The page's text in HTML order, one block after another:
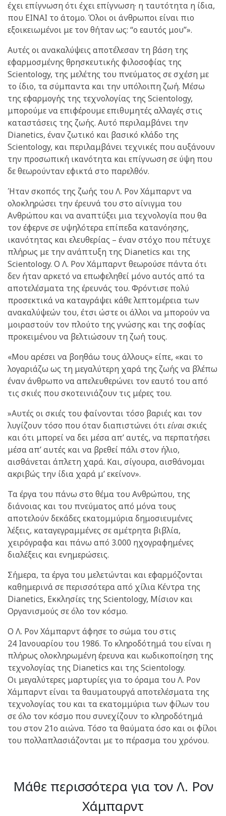
έχει επίγνωση ότι έχει επίγνωση· η ταυτότητα η ίδια,
που ΕΙΝΑΙ το άτομο. Όλοι οι άνθρωποι είναι πιο
εξοικειωμένοι με τον θήταν ως: “ο εαυτός μου”».
Αυτές οι ανακαλύψεις αποτέλεσαν τη βάση της
εφαρμοσμένης θρησκευτικής φιλοσοφίας της
Scientology, της μελέτης του πνεύματος σε σχέση με
το ίδιο, τα σύμπαντα και την υπόλοιπη ζωή. Μέσω
της εφαρμογής της τεχνολογίας της Scientology,
μπορούμε να επιφέρουμε επιθυμητές αλλαγές στις
καταστάσεις της ζωής. Αυτό περιλαμβάνει την
Dianetics, έναν ζωτικό και βασικό κλάδο της
Scientology, και περιλαμβάνει τεχνικές που αυξάνουν
την προσωπική ικανότητα και επίγνωση σε ύψη που
δε θεωρούνταν εφικτά στο παρελθόν.
Ήταν σκοπός της ζωής του Λ. Ρον Χάμπαρντ να
ολοκληρώσει την έρευνά του στο αίνιγμα του
Ανθρώπου και να αναπτύξει μια τεχνολογία που θα
τον έφερνε σε υψηλότερα επίπεδα κατανόησης,
ικανότητας και ελευθερίας – έναν στόχο που πέτυχε
πλήρως με την ανάπτυξη της Dianetics και της
Scientology. Ο Λ. Ρον Χάμπαρντ θεωρούσε πάντα ότι
δεν ήταν αρκετό να επωφεληθεί μόνο αυτός από τα
αποτελέσματα της έρευνάς του. Φρόντισε πολύ
προσεκτικά να καταγράψει κάθε λεπτομέρεια των
ανακαλύψεών του, έτσι ώστε οι άλλοι να μπορούν να
μοιραστούν τον πλούτο της γνώσης και της σοφίας
προκειμένου να βελτιώσουν τη ζωή τους.
«Μου αρέσει να βοηθάω τους άλλους» είπε, «και το
λογαριάζω ως τη μεγαλύτερη χαρά της ζωής να βλέπω
έναν άνθρωπο να απελευθερώνει τον εαυτό του από
τις σκιές που σκοτεινιάζουν τις μέρες του.
»Αυτές οι σκιές του φαίνονται τόσο βαριές και τον
λυγίζουν τόσο που όταν διαπιστώνει ότιείναι σκιές
και ότι μπορεί να δει μέσα απ’ αυτές, να περπατήσει
μέσα απ’ αυτές και να βρεθεί πάλι στον ήλιο,
αισθάνεται άπλετη χαρά. Και, σίγουρα, αισθάνομαι
ακριβώς την ίδια χαρά μ’ εκείνον».
Τα έργα του πάνω στο θέμα του Ανθρώπου, της
διάνοιας και του πνεύματος από μόνα τους
αποτελούν δεκάδες εκατομμύρια δημοσιευμένες
λέξεις, καταγεγραμμένες σε αμέτρητα βιβλία,
χειρόγραφα και πάνω από 3.000 ηχογραφημένες
διαλέξεις και ενημερώσεις.
Σήμερα, τα έργα του μελετώνται και εφαρμόζονται
καθημερινά σε περισσότερα από χίλια Κέντρα της
Dianetics, Εκκλησίες της Scientology, Μίσιον και
Οργανισμούς σε όλο τον κόσμο.
Ο Λ. Ρον Χάμπαρντ άφησε το σώμα του στις
24 Ιανουαρίου του 1986. Το κληροδότημά του είναι η
πλήρως ολοκληρωμένη έρευνα και κωδικοποίηση της
τεχνολογίας της Dianetics και της Scientology.
Οι μεγαλύτερες μαρτυρίες για το όραμα του Λ. Ρον
Χάμπαρντ είναι τα θαυματουργά αποτελέσματα της
τεχνολογίας του και τα εκατομμύρια των φίλων του
σε όλο τον κόσμο που συνεχίζουν το κληροδότημά
του στον 21ο αιώνα. Τόσο τα θαύματα όσο και οι φίλοι
του πολλαπλασιάζονται με το πέρασμα του χρόνου.
Μάθε περισσότερα για τον Λ. Ρον
Χάμπαρντ